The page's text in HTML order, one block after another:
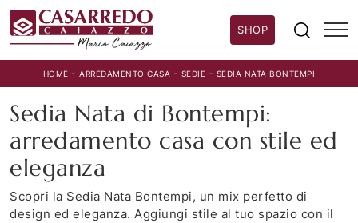
SHOP
HOME -ARREDAMENTO CASA - SEDIE - SEDIA NATA BONTEMPI
Sedia Nata di Bontempi:
arredamento casa con stile ed
eleganza
Scopri la Sedia Nata Bontempi, un mix perfetto di
design ed eleganza. Aggiungi stile al tuo spazio con il